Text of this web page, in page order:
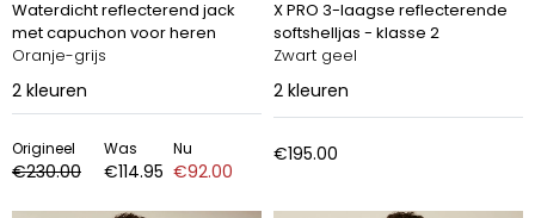
Waterdicht reflecterend jack
met capuchon voor heren
Oranje-grijs
2 kleuren
Origineel
€230.00
Was
€114.95
Nu
€92.00
X PRO 3-laagse reflecterende
softshelljas - klasse 2
Zwart geel
2 kleuren
€195.00